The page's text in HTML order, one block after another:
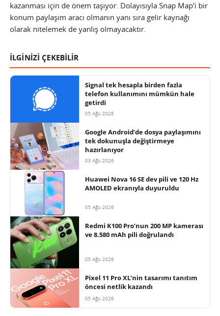
kazanması için de önem taşıyor. Dolayısıyla Snap Map’i bir
konum paylaşım aracı olmanın yanı sıra gelir kaynağı
olarak nitelemek de yanlış olmayacaktır.
İLGİNİZİ ÇEKEBİLİR
Signal tek hesapla birden fazla
telefon kullanımını mümkün hale
getirdi
05 Ağu 2026
Google Android’de dosya paylaşımını
tek dokunuşla değiştirmeye
hazırlanıyor
03 Ağu 2026
Huawei Nova 16 SE dev pili ve 120 Hz
AMOLED ekranıyla duyuruldu
05 Ağu 2026
Redmi K100 Pro’nun 200 MP kamerası
ve 8.580 mAh pili doğrulandı
05 Ağu 2026
Pixel 11 Pro XL’nin tasarımı tanıtım
öncesi netlik kazandı
05 Ağu 2026